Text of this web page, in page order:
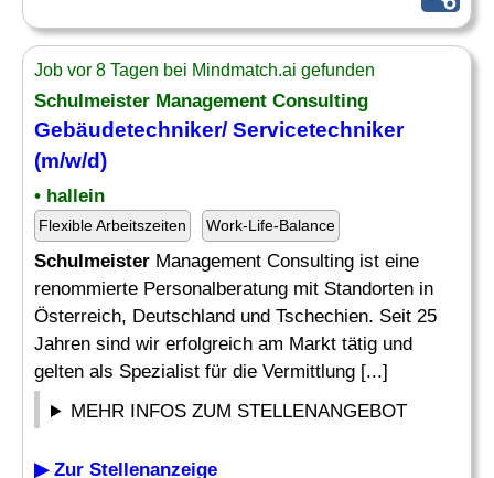
Job vor 8 Tagen bei Mindmatch.ai gefunden
Schulmeister Management Consulting
Gebäudetechniker/ Servicetechniker
(m/w/d)
• hallein
Flexible Arbeitszeiten Work-Life-Balance
Schulmeister Management Consulting ist eine
renommierte Personalberatung mit Standorten in
Österreich, Deutschland und Tschechien. Seit 25
Jahren sind wir erfolgreich am Markt tätig und
gelten als Spezialist für die Vermittlung [...]
MEHR INFOS ZUM STELLENANGEBOT
▶ Zur Stellenanzeige